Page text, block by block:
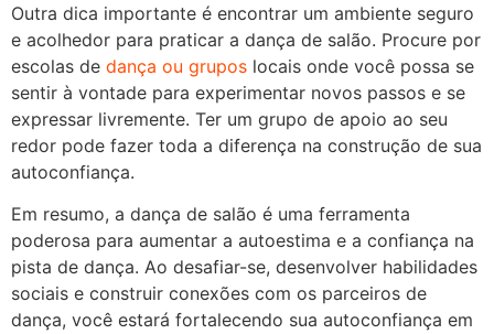
Outra dica importante é encontrar um ambiente seguro
e acolhedor para praticar a dança de salão. Procure por
escolas de dança ou grupos locais onde você possa se
sentir à vontade para experimentar novos passos e se
expressar livremente. Ter um grupo de apoio ao seu
redor pode fazer toda a diferença na construção de sua
autoconfiança.
Em resumo, a dança de salão é uma ferramenta
poderosa para aumentar a autoestima e a confiança na
pista de dança. Ao desafiar-se, desenvolver habilidades
sociais e construir conexões com os parceiros de
dança, você estará fortalecendo sua autoconfiança em